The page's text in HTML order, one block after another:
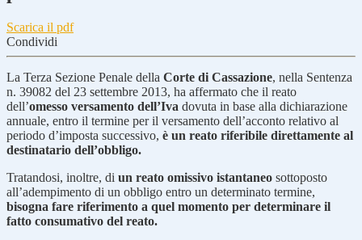
Scarica il pdf
Condividi
La Terza Sezione Penale della Corte di Cassazione, nella Sentenza
n. 39082 del 23 settembre 2013, ha affermato che il reato
dell’omesso versamento dell’Iva dovuta in base alla dichiarazione
annuale, entro il termine per il versamento dell’acconto relativo al
periodo d’imposta successivo, è un reato riferibile direttamente al
destinatario dell’obbligo.
Tratandosi, inoltre, di un reato omissivo istantaneo sottoposto
all’adempimento di un obbligo entro un determinato termine,
bisogna fare riferimento a quel momento per determinare il
fatto consumativo del reato.